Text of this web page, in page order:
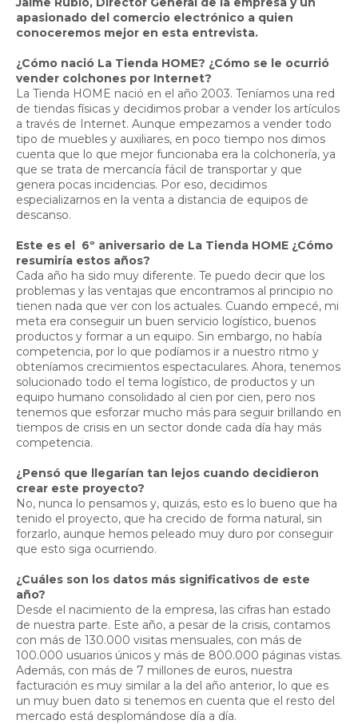
apasionado del comercio electrónico a quien
conoceremos mejor en esta entrevista.
¿Cómo nació La Tienda HOME? ¿Cómo se le ocurrió
vender colchones por Internet?
La Tienda HOME nació en el año 2003. Teníamos una red
de tiendas físicas y decidimos probar a vender los artículos
a través de Internet. Aunque empezamos a vender todo
tipo de muebles y auxiliares, en poco tiempo nos dimos
cuenta que lo que mejor funcionaba era la colchonería, ya
que se trata de mercancía fácil de transportar y que
genera pocas incidencias. Por eso, decidimos
especializarnos en la venta a distancia de equipos de
descanso.
Este es el 6º aniversario de La Tienda HOME ¿Cómo
resumiría estos años?
Cada año ha sido muy diferente. Te puedo decir que los
problemas y las ventajas que encontramos al principio no
tienen nada que ver con los actuales. Cuando empecé, mi
meta era conseguir un buen servicio logístico, buenos
productos y formar a un equipo. Sin embargo, no había
competencia, por lo que podíamos ir a nuestro ritmo y
obteníamos crecimientos espectaculares. Ahora, tenemos
solucionado todo el tema logístico, de productos y un
equipo humano consolidado al cien por cien, pero nos
tenemos que esforzar mucho más para seguir brillando en
tiempos de crisis en un sector donde cada día hay más
competencia.
¿Pensó que llegarían tan lejos cuando decidieron
crear este proyecto?
No, nunca lo pensamos y, quizás, esto es lo bueno que ha
tenido el proyecto, que ha crecido de forma natural, sin
forzarlo, aunque hemos peleado muy duro por conseguir
que esto siga ocurriendo.
¿Cuáles son los datos más significativos de este
año?
Desde el nacimiento de la empresa, las cifras han estado
de nuestra parte. Este año, a pesar de la crisis, contamos
con más de 130.000 visitas mensuales, con más de
100.000 usuarios únicos y más de 800.000 páginas vistas.
Además, con más de 7 millones de euros, nuestra
facturación es muy similar a la del año anterior, lo que es
un muy buen dato si tenemos en cuenta que el resto del
mercado está desplomándose día a día.